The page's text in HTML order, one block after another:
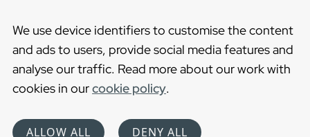
We use device identifiers to customise the content
and ads to users, provide social media features and
analyse our traffic. Read more about our work with
cookies in ourcookie policy.
ALLOW ALL DENY ALL
Cookies
Privacy statement